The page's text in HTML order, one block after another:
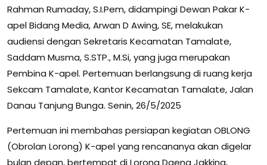
Rahman Rumaday, S.I.Pem, didampingi Dewan Pakar K-
apel Bidang Media, Arwan D Awing, SE, melakukan
audiensi dengan Sekretaris Kecamatan Tamalate,
Saddam Musma, S.STP., M.Si, yang juga merupakan
Pembina K-apel. Pertemuan berlangsung di ruang kerja
Sekcam Tamalate, Kantor Kecamatan Tamalate, Jalan
Danau Tanjung Bunga. Senin, 26/5/2025
Pertemuan ini membahas persiapan kegiatan OBLONG
(Obrolan Lorong) K-apel yang rencananya akan digelar
bulan depan, bertempat di Lorong Daeng Jakking,